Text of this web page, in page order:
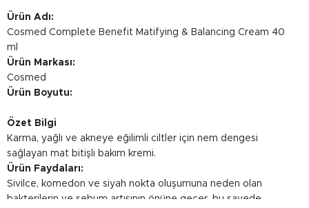
Ürün Adı:
Cosmed Complete Benefit Matifying & Balancing Cream 40
ml
Ürün Markası:
Cosmed
Ürün Boyutu:
Özet Bilgi
Karma, yağlı ve akneye eğilimli ciltler için nem dengesi
sağlayan mat bitişli bakım kremi.
Ürün Faydaları:
Sivilce, komedon ve siyah nokta oluşumuna neden olan
bakterilerin ve sebum artışının önüne geçer, bu sayede